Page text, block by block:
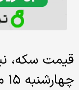
قیمت سکه،